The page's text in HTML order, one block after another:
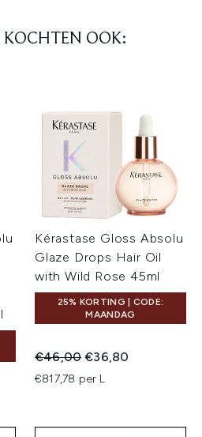
OOK:
Kérastase Gloss Absolu
Glaze Drops Hair Oil
with Wild Rose 45ml
25% KORTING | CODE:
MAANDAG
Recommended Retail Price:
€46,00Huidige prijs:
€36,80
€817,78 per L